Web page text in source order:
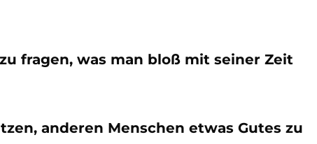
fragen, was man bloß mit seiner Zeit
anderen Menschen etwas Gutes zu